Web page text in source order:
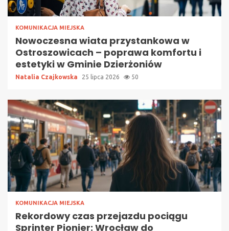
KOMUNIKACJA MIEJSKA
Nowoczesna wiata przystankowa w
Ostroszowicach – poprawa komfortu i
estetyki w Gminie Dzierżoniów
Natalia Czajkowska 25 lipca 2026 50
KOMUNIKACJA MIEJSKA
Rekordowy czas przejazdu pociągu
Sprinter Pionier: Wrocław do